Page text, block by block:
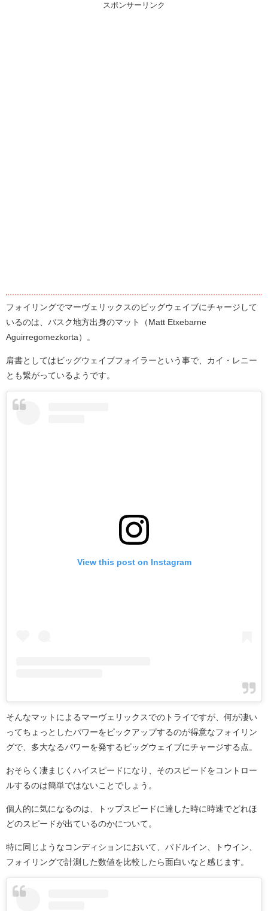
スポンサーリンク
フォイリングでマーヴェリックスのビッグウェイブにチャージして
いるのは、バスク地方出身のマット（Matt Etxebarne
Aguirregomezkorta）。
肩書としてはビッグウェイブフォイラーという事で、カイ・レニー
とも繋がっているようです。
View this post on Instagram
そんなマットによるマーヴェリックスでのトライですが、何が凄い
ってちょっとしたパワーをピックアップするのが得意なフォイリン
グで、多大なるパワーを発するビッグウェイブにチャージする点。
おそらく凄まじくハイスピードになり、そのスピードをコントロー
ルするのは簡単ではないことでしょう。
個人的に気になるのは、トップスピードに達した時に時速でどれほ
どのスピードが出ているのかについて。
特に同じようなコンディションにおいて、パドルイン、トウイン、
フォイリングで計測した数値を比較したら面白いなと感じます。